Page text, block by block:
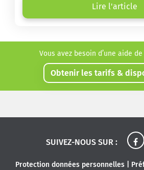
Lire l'article
Vous avez besoin d’une aide
Obtenir les tarifs &
SUIVEZ-NOUS SUR :
Protection données personnelles